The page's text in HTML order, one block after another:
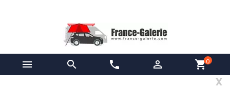
  phone  shopping_cart0
x